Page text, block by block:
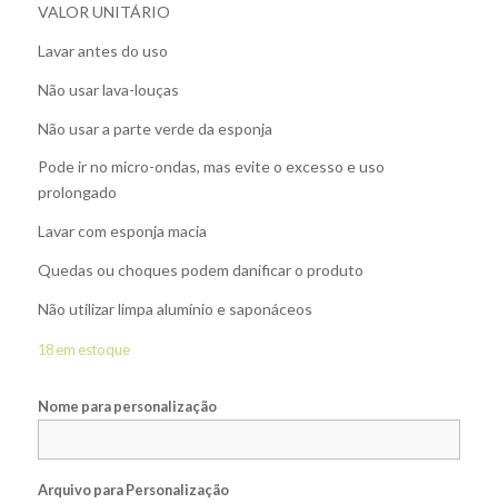
VALOR UNITÁRIO
Lavar antes do uso
Não usar lava-louças
Não usar a parte verde da esponja
Pode ir no micro-ondas, mas evite o excesso e uso
prolongado
Lavar com esponja macia
Quedas ou choques podem danificar o produto
Não utilizar limpa alumínio e saponáceos
18 em estoque
Nome para personalização
Arquivo para Personalização